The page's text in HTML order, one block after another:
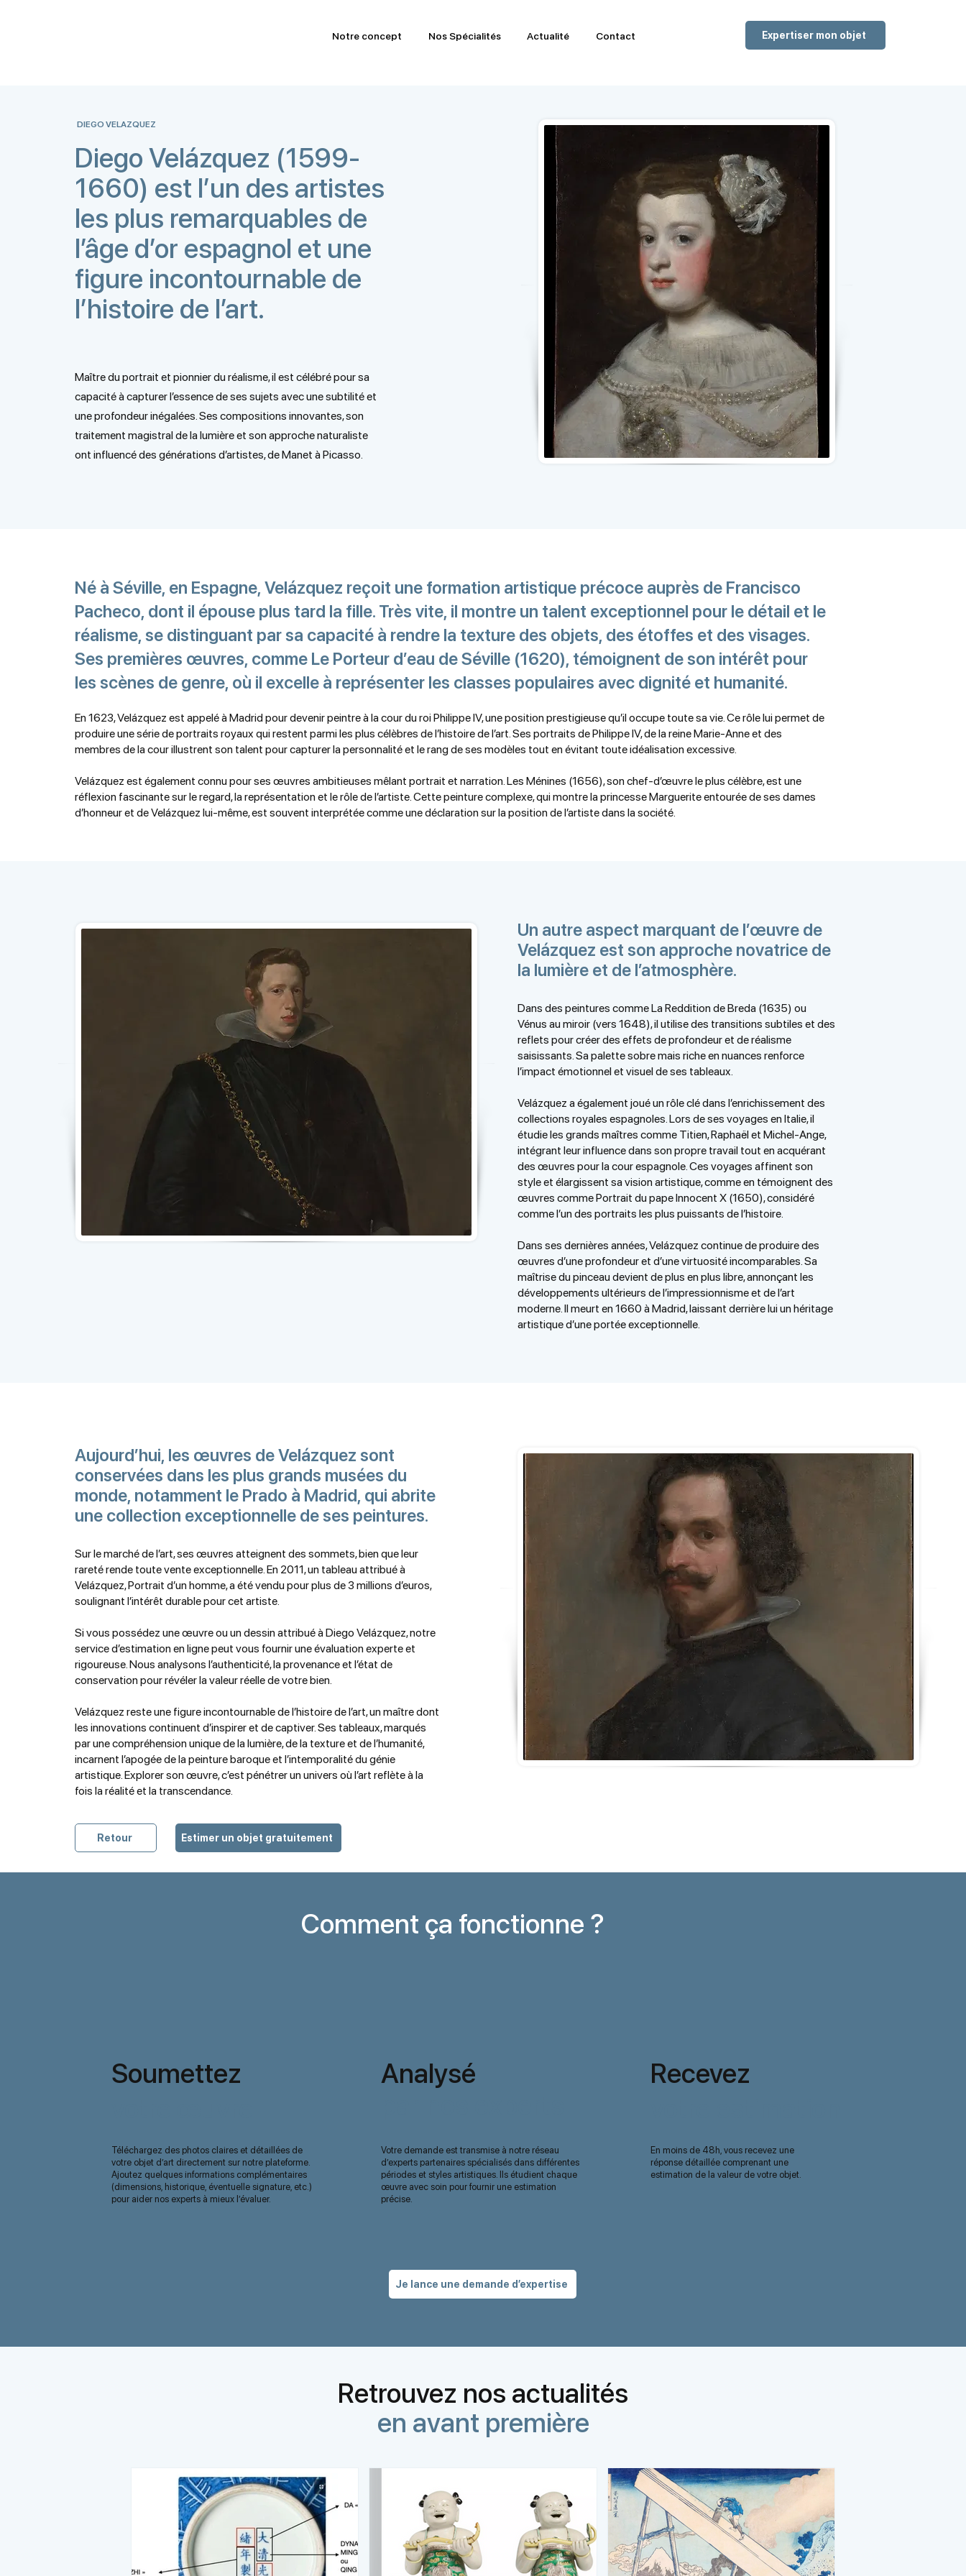
Notre concept Nos Spécialités Actualité Contact Expertiser mon objet
DIEGO VELAZQUEZ
Diego Velázquez (1599-
1660) est l’un des artistes
les plus remarquables de
l’âge d’or espagnol et une
figure incontournable de
l’histoire de l’art.
Maître du portrait et pionnier du réalisme, il est célébré pour sa
capacité à capturer l’essence de ses sujets avec une subtilité et
une profondeur inégalées. Ses compositions innovantes, son
traitement magistral de la lumière et son approche naturaliste
ont influencé des générations d’artistes, de Manet à Picasso.
Né à Séville, en Espagne, Velázquez reçoit une formation artistique précoce auprès de Francisco
Pacheco, dont il épouse plus tard la fille. Très vite, il montre un talent exceptionnel pour le détail et le
réalisme, se distinguant par sa capacité à rendre la texture des objets, des étoffes et des visages.
Ses premières œuvres, comme Le Porteur d’eau de Séville (1620), témoignent de son intérêt pour
les scènes de genre, où il excelle à représenter les classes populaires avec dignité et humanité.
En 1623, Velázquez est appelé à Madrid pour devenir peintre à la cour du roi Philippe IV, une position prestigieuse qu’il occupe toute sa vie. Ce rôle lui permet de
produire une série de portraits royaux qui restent parmi les plus célèbres de l’histoire de l’art. Ses portraits de Philippe IV, de la reine Marie-Anne et des
membres de la cour illustrent son talent pour capturer la personnalité et le rang de ses modèles tout en évitant toute idéalisation excessive.
Velázquez est également connu pour ses œuvres ambitieuses mêlant portrait et narration. Les Ménines (1656), son chef-d’œuvre le plus célèbre, est une
réflexion fascinante sur le regard, la représentation et le rôle de l’artiste. Cette peinture complexe, qui montre la princesse Marguerite entourée de ses dames
d’honneur et de Velázquez lui-même, est souvent interprétée comme une déclaration sur la position de l’artiste dans la société.
Un autre aspect marquant de l’œuvre de
Velázquez est son approche novatrice de
la lumière et de l’atmosphère.
Dans des peintures comme La Reddition de Breda (1635) ou
Vénus au miroir (vers 1648), il utilise des transitions subtiles et des
reflets pour créer des effets de profondeur et de réalisme
saisissants. Sa palette sobre mais riche en nuances renforce
l’impact émotionnel et visuel de ses tableaux.
Velázquez a également joué un rôle clé dans l’enrichissement des
collections royales espagnoles. Lors de ses voyages en Italie, il
étudie les grands maîtres comme Titien, Raphaël et Michel-Ange,
intégrant leur influence dans son propre travail tout en acquérant
des œuvres pour la cour espagnole. Ces voyages affinent son
style et élargissent sa vision artistique, comme en témoignent des
œuvres comme Portrait du pape Innocent X (1650), considéré
comme l’un des portraits les plus puissants de l’histoire.
Dans ses dernières années, Velázquez continue de produire des
œuvres d’une profondeur et d’une virtuosité incomparables. Sa
maîtrise du pinceau devient de plus en plus libre, annonçant les
développements ultérieurs de l’impressionnisme et de l’art
moderne. Il meurt en 1660 à Madrid, laissant derrière lui un héritage
artistique d’une portée exceptionnelle.
Aujourd’hui, les œuvres de Velázquez sont
conservées dans les plus grands musées du
monde, notamment le Prado à Madrid, qui abrite
une collection exceptionnelle de ses peintures.
Sur le marché de l’art, ses œuvres atteignent des sommets, bien que leur
rareté rende toute vente exceptionnelle. En 2011, un tableau attribué à
Velázquez, Portrait d’un homme, a été vendu pour plus de 3 millions d’euros,
soulignant l’intérêt durable pour cet artiste.
Si vous possédez une œuvre ou un dessin attribué à Diego Velázquez, notre
service d’estimation en ligne peut vous fournir une évaluation experte et
rigoureuse. Nous analysons l’authenticité, la provenance et l’état de
conservation pour révéler la valeur réelle de votre bien.
Velázquez reste une figure incontournable de l’histoire de l’art, un maître dont
les innovations continuent d’inspirer et de captiver. Ses tableaux, marqués
par une compréhension unique de la lumière, de la texture et de l’humanité,
incarnent l’apogée de la peinture baroque et l’intemporalité du génie
artistique. Explorer son œuvre, c’est pénétrer un univers où l’art reflète à la
fois la réalité et la transcendance.
Retour Estimer un objet gratuitement
Comment ça fonctionne ?
Soumettez
Téléchargez des photos claires et détaillées de
votre objet d’art directement sur notre plateforme.
Ajoutez quelques informations complémentaires
(dimensions, historique, éventuelle signature, etc.)
pour aider nos experts à mieux l’évaluer.
Analysé
Votre demande est transmise à notre réseau
d’experts partenaires spécialisés dans différentes
périodes et styles artistiques. Ils étudient chaque
œuvre avec soin pour fournir une estimation
précise.
Recevez
En moins de 48h, vous recevez une
réponse détaillée comprenant une
estimation de la valeur de votre objet.
Je lance une demande d’expertise
Retrouvez nos actualités
en avant première